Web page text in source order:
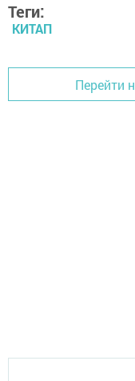
Теги:
КИТАП
Перейти